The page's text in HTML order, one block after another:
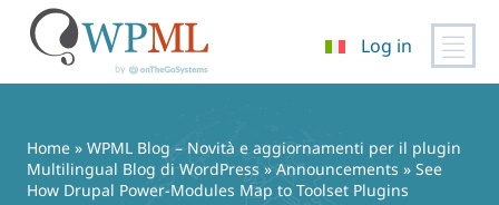
contenuto
Log in
Home » WPML Blog – Novità e aggiornamenti per il plugin
Multilingual Blog di WordPress »Announcements » See
How Drupal Power-Modules Map to Toolset Plugins